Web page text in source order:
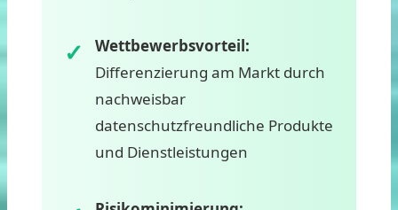
Wettbewerbsvorteil:
Differenzierung am Markt durch
nachweisbar
datenschutzfreundliche Produkte
und Dienstleistungen